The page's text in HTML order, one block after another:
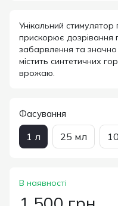
Унікальний
прискорює дозрівання
забарвлення та значно
містить синтетичних
врожаю.
Фасування
1 л 25 мл
В наявності